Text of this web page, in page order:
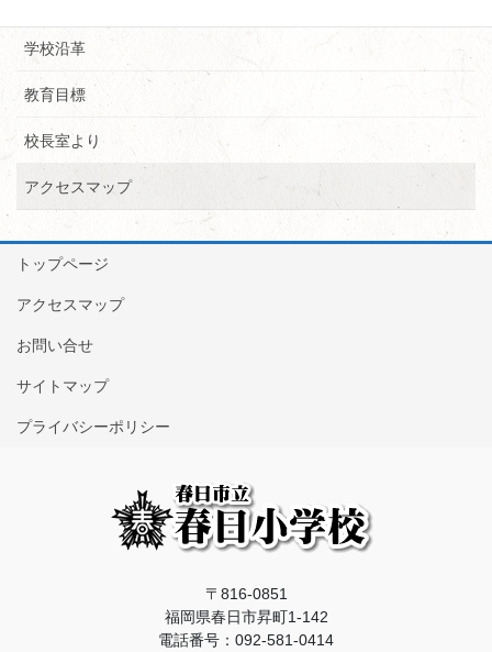
学校沿革
教育目標
校長室より
アクセスマップ
トップページ
アクセスマップ
お問い合せ
サイトマップ
プライバシーポリシー
〒816-0851
福岡県春日市昇町1-142
電話番号：092-581-0414